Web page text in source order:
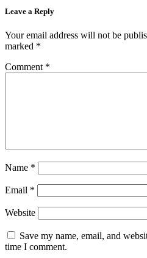
Leave a Reply
Your email address will not be
marked *
Comment *
Name *
Email *
Website
Save my name, email, and
time I comment.